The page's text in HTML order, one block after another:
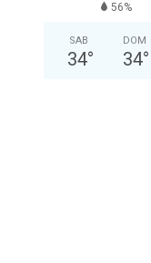
56%
SAB
34°
DOM
34°